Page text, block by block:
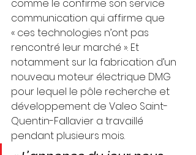
comme le confirme son service
communication qui affirme que
« ces technologies n’ont pas
rencontré leur marché ». Et
notamment sur la fabrication d’un
nouveau moteur électrique DMG
pour lequel le pôle recherche et
développement de Valeo Saint-
Quentin-Fallavier a travaillé
pendant plusieurs mois.